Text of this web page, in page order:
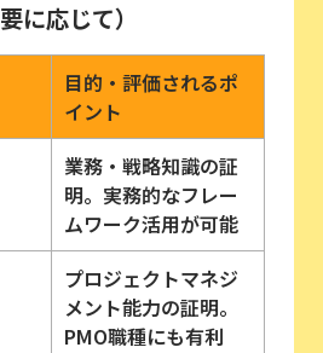
に応じて）
目的・評価されるポ
イント
業務・戦略知識の証
明。実務的なフレー
ムワーク活用が可能
プロジェクトマネジ
メント能力の証明。
PMO職種にも有利